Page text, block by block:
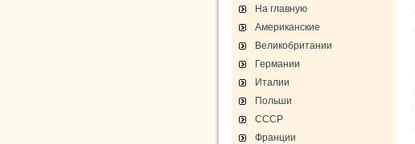
На главную
Американские
Великобритании
Германии
Италии
Польши
СССР
Франции